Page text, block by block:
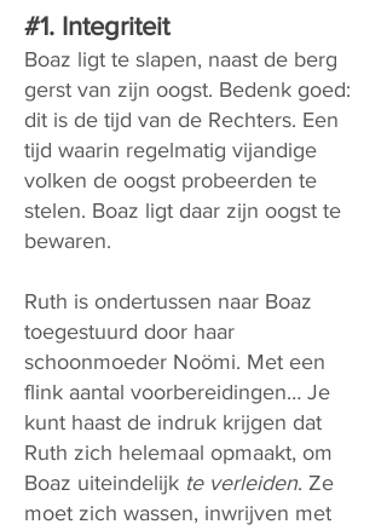
#1. Integriteit
Boaz ligt te slapen, naast de berg
gerst van zijn oogst. Bedenk goed:
dit is de tijd van de Rechters. Een
tijd waarin regelmatig vijandige
volken de oogst probeerden te
stelen. Boaz ligt daar zijn oogst te
bewaren.
Ruth is ondertussen naar Boaz
toegestuurd door haar
schoonmoeder Noömi. Met een
flink aantal voorbereidingen… Je
kunt haast de indruk krijgen dat
Ruth zich helemaal opmaakt, om
Boaz uiteindelijk te verleiden. Ze
moet zich wassen, inwrijven met